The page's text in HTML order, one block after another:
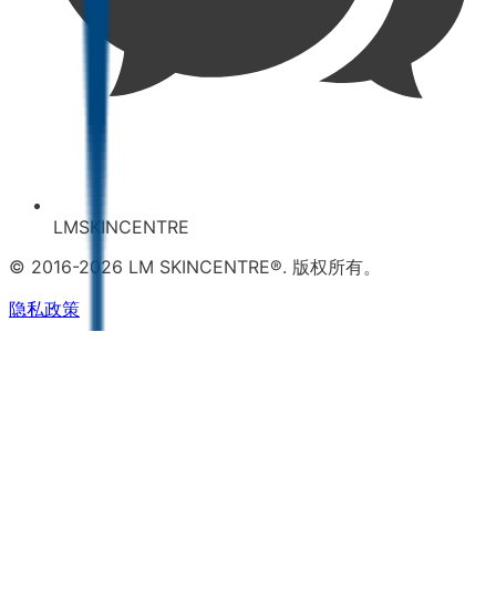
LMSKINCENTRE
© 2016-2026 LM SKINCENTRE®. 版权所有。
隐私政策